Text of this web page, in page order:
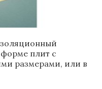
плит с
размерами, или в